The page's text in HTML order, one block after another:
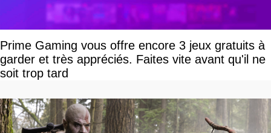
Prime Gaming vous offre encore 3 jeux gratuits à
garder et très appréciés. Faites vite avant qu'il ne
soit trop tard